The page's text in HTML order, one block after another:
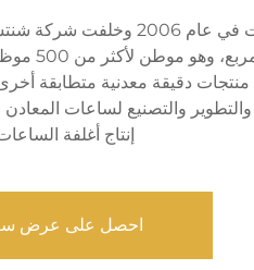
شركة باورويهوا (دونغقوان)
دقيقة معدنية متطابقة
والتصنيع لساعات
إنتاج أغلفة
احصل على عرض